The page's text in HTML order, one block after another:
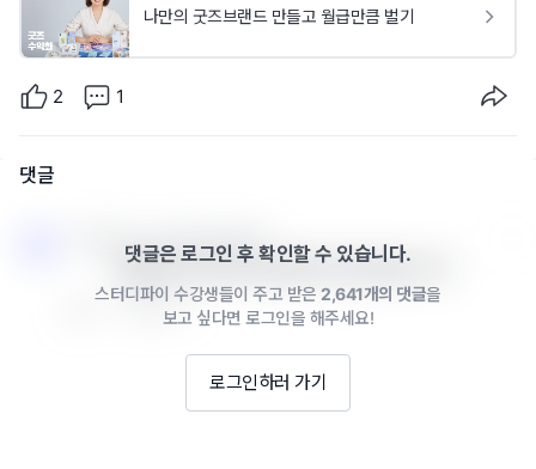
나만의 굿즈브랜드 만들고 월급만큼 벌기
2 1
댓글
깔끔한 무드보드네요 끝까지 화이팅입니다!
답글 쓰기
댓글은 로그인 후 확인할 수 있습니다.
스터디파이 수강생들이 주고 받은2,641개의 댓글을
보고 싶다면 로그인을 해주세요!
로그인하러 가기